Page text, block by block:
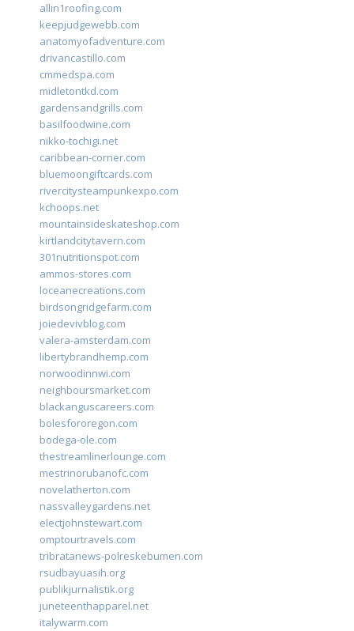
allin1roofing.com
keepjudgewebb.com
anatomyofadventure.com
drivancastillo.com
cmmedspa.com
midletontkd.com
gardensandgrills.com
basilfoodwine.com
nikko-tochigi.net
caribbean-corner.com
bluemoongiftcards.com
rivercitysteampunkexpo.com
kchoops.net
mountainsideskateshop.com
kirtlandcitytavern.com
301nutritionspot.com
ammos-stores.com
loceanecreations.com
birdsongridgefarm.com
joiedevivblog.com
valera-amsterdam.com
libertybrandhemp.com
norwoodinnwi.com
neighboursmarket.com
blackanguscareers.com
bolesfororegon.com
bodega-ole.com
thestreamlinerlounge.com
mestrinorubanofc.com
novelatherton.com
nassvalleygardens.net
electjohnstewart.com
omptourtravels.com
tribratanews-polreskebumen.com
rsudbayuasih.org
publikjurnalistik.org
juneteenthapparel.net
italywarm.com